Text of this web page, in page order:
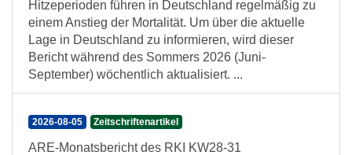
Hitzeperioden führen in Deutschland regelmäßig zu
einem Anstieg der Mortalität. Um über die aktuelle
Lage in Deutschland zu informieren, wird dieser
Bericht während des Sommers 2026 (Juni-
September) wöchentlich aktualisiert. ...
2026-08-05 Zeitschriftenartikel
ARE-Monatsbericht des RKI KW28-31